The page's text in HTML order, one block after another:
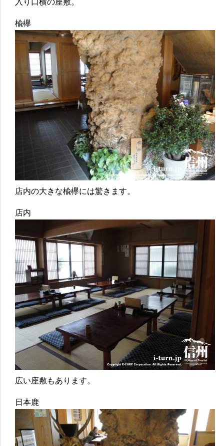
入り口横の座敷。
楡欅
店内の大きな楡欅には驚きます。
店内
広い座敷もあります。
日本鹿